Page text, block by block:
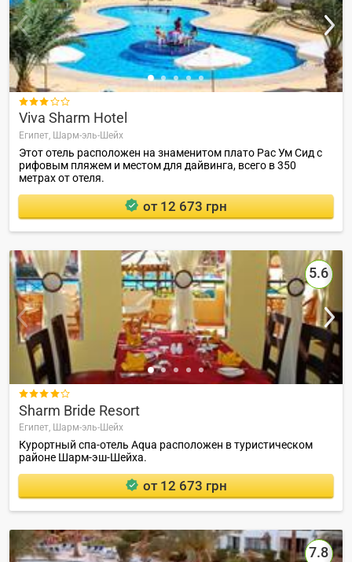

Viva Sharm Hotel
Египет, Шарм-эль-Шейх
Этот отель расположен на знаменитом плато Рас Ум Сид с
рифовым пляжем и местом для дайвинга, всего в 350
метрах от отеля.
от 12 673 грн
5.6

Sharm Bride Resort
Египет, Шарм-эль-Шейх
Курортный спа-отель Aqua расположен в туристическом
районе Шарм-эш-Шейха.
от 12 673 грн
7.8